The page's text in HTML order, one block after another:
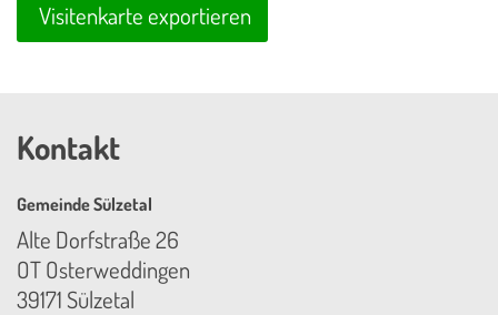
Visitenkarte exportieren
Kontakt
Gemeinde Sülzetal
Alte Dorfstraße 26
OT Osterweddingen
39171 Sülzetal